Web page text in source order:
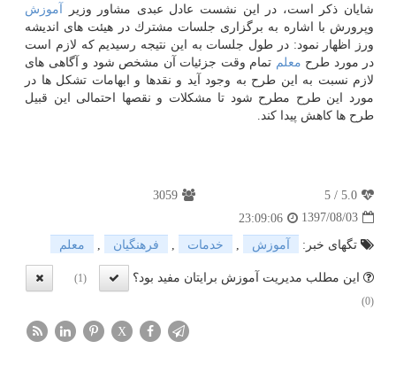
شایان ذكر است، در این نشست عادل عبدی مشاور وزیر
آموزش
وپرورش با اشاره به برگزاری جلسات مشترك در هیئت های اندیشه
ورز اظهار نمود: در طول جلسات به این نتیجه رسیدیم كه لازم است
در مورد طرح معلم تمام وقت جزئیات آن مشخص شود و آگاهی های
لازم نسبت به این طرح به وجود آید و نقدها و ابهامات تشكل ها در
مورد این طرح مطرح شود تا مشكلات و نقصها احتمالی این قبیل
طرح ها كاهش پیدا كند.
5.0
/
5
3059
1397/08/03
23:09:06
تگهای خبر:
آموزش , خدمات , فرهنگیان , معلم
این مطلب مدیریت آموزش برایتان مفید بود؟
(1)
(0)
X